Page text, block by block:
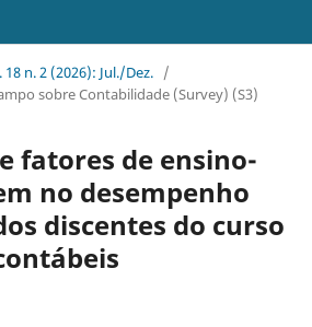
18 n. 2 (2026): Jul./Dez. /
sobre Contabilidade (Survey) (S3)
fatores de ensino-
no desempenho
discentes do curso